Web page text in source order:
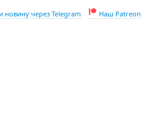
новину через Telegram Наш Patreon